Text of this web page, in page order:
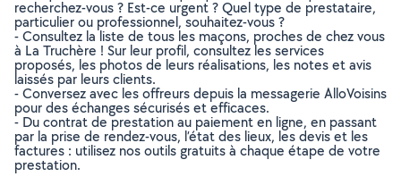
recherchez-vous ? Est-ce urgent ? Quel type de prestataire,
particulier ou professionnel, souhaitez-vous ?
- Consultez la liste de tous les maçons, proches de chez vous
à La Truchère ! Sur leur profil, consultez les services
proposés, les photos de leurs réalisations, les notes et avis
laissés par leurs clients.
- Conversez avec les offreurs depuis la messagerie AlloVoisins
pour des échanges sécurisés et efficaces.
- Du contrat de prestation au paiement en ligne, en passant
par la prise de rendez-vous, l’état des lieux, les devis et les
factures : utilisez nos outils gratuits à chaque étape de votre
prestation.